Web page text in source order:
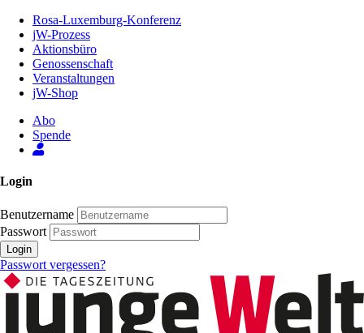
Inhalt
Seite
Rosa-Luxemburg-Konferenz
jW-Prozess
Aktionsbüro
Genossenschaft
Veranstaltungen
jW-Shop
Abo
Spende
Login
Benutzername
Passwort
Login
Passwort vergessen?